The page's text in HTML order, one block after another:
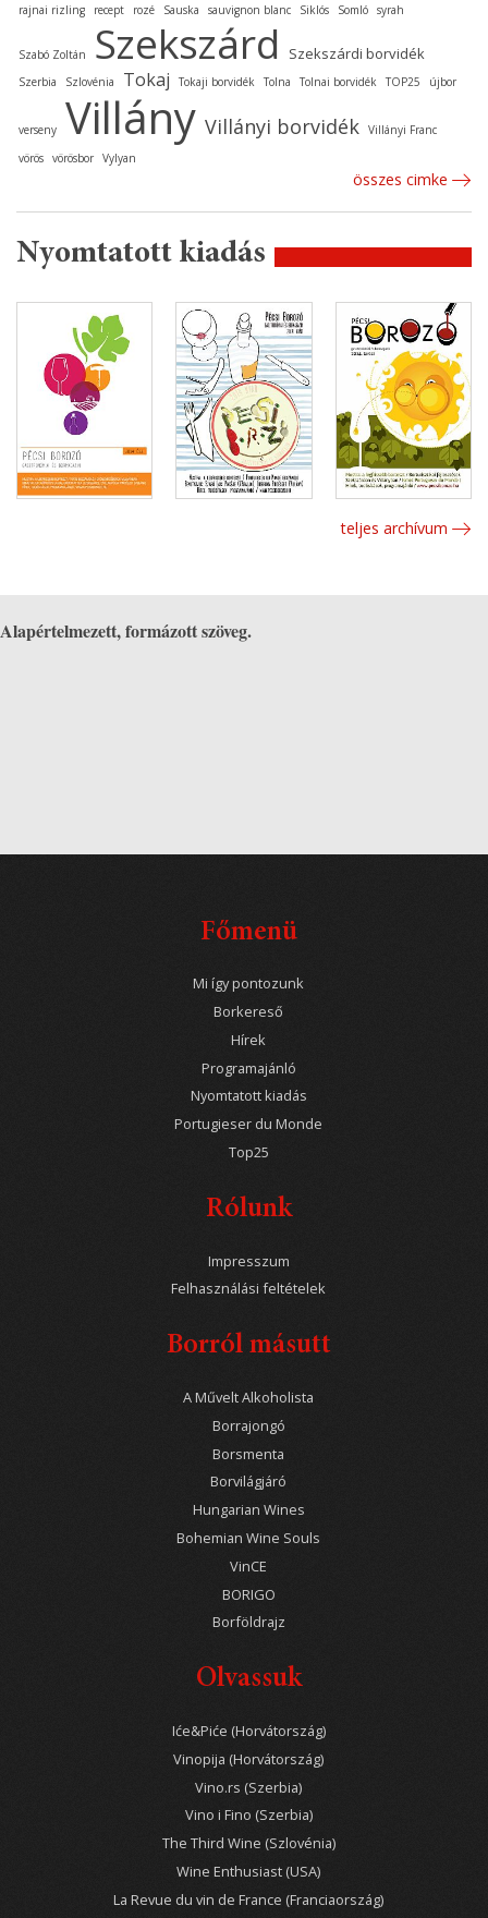
rajnai rizling
recept rozé Sauska sauvignon blanc Siklós Somló syrah
Szabó Zoltán Szekszárd Szekszárdi borvidék
Szerbia Szlovénia Tokaj Tokaji borvidék Tolna Tolnai borvidék TOP25 újbor
verseny Villány Villányi borvidék Villányi Franc
vörös vörösbor Vylyan
összes cimke
Nyomtatott kiadás
teljes archívum
Alapértelmezett, formázott szöveg.
Főmenü
Mi így pontozunk
Borkereső
Hírek
Programajánló
Nyomtatott kiadás
Portugieser du Monde
Top25
Rólunk
Impresszum
Felhasználási feltételek
Borról másutt
A Művelt Alkoholista
Borrajongó
Borsmenta
Borvilágjáró
Hungarian Wines
Bohemian Wine Souls
VinCE
BORIGO
Borföldrajz
Olvassuk
Iće&Piće (Horvátország)
Vinopija (Horvátország)
Vino.rs (Szerbia)
Vino i Fino (Szerbia)
The Third Wine (Szlovénia)
Wine Enthusiast (USA)
La Revue du vin de France (Franciaország)